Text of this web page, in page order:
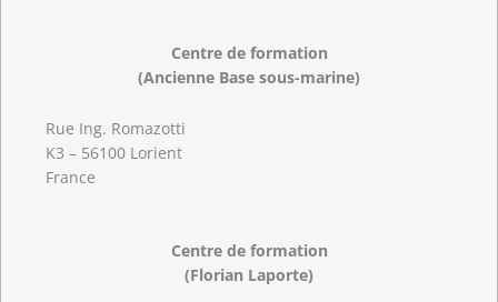
Centre de formation
(Ancienne Base sous-marine)
Rue Ing. Romazotti
K3 – 56100 Lorient
France
Centre de formation
(Florian Laporte)